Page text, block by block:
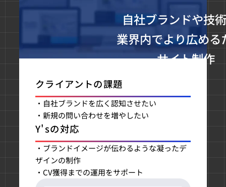
自社ブランドや技
業界内でより広める
サイト制作
クライアントの課題
・自社ブランドを広く認知させたい
・新規の問い合わせを増やしたい
Y'sの対応
・ブランドイメージが伝わるような凝ったデ
ザインの制作
・CV獲得までの運用をサポート